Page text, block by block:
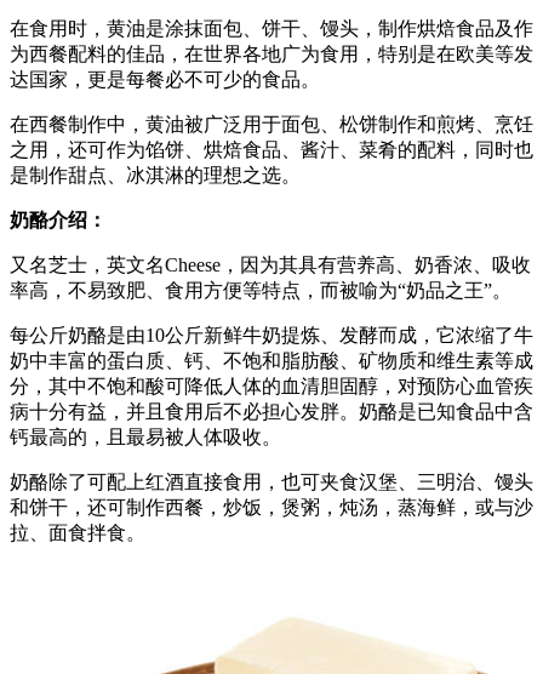
在食用时，黄油是涂抹面包、饼干、馒头，制作烘焙食品及作
为西餐配料的佳品，在世界各地广为食用，特别是在欧美等发
达国家，更是每餐必不可少的食品。
在西餐制作中，黄油被广泛用于面包、松饼制作和煎烤、烹饪
之用，还可作为馅饼、烘焙食品、酱汁、菜肴的配料，同时也
是制作甜点、冰淇淋的理想之选。
奶酪介绍：
又名芝士，英文名Cheese，因为其具有营养高、奶香浓、吸收
率高，不易致肥、食用方便等特点，而被喻为“奶品之王”。
每公斤奶酪是由10公斤新鲜牛奶提炼、发酵而成，它浓缩了牛
奶中丰富的蛋白质、钙、不饱和脂肪酸、矿物质和维生素等成
分，其中不饱和酸可降低人体的血清胆固醇，对预防心血管疾
病十分有益，并且食用后不必担心发胖。奶酪是已知食品中含
钙最高的，且最易被人体吸收。
奶酪除了可配上红酒直接食用，也可夹食汉堡、三明治、馒头
和饼干，还可制作西餐，炒饭，煲粥，炖汤，蒸海鲜，或与沙
拉、面食拌食。